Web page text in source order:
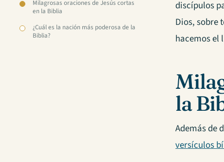
Milagrosas oraciones de Jesús cortas
en la Biblia
¿Cuál es la nación más poderosa de la
Biblia?
discípulos
Dios, sobre
hacemos el
la
Además de
versículos